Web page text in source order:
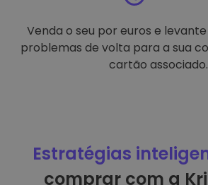
Venda o seu por euros e
problemas de volta para a sua
cartão associado.
Estratégias
comprar com a